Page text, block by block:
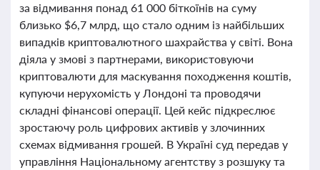
за відмивання понад 61 000 біткоїнів на суму
близько $6,7 млрд, що стало одним із найбільших
випадків криптовалютного шахрайства у світі. Вона
діяла у змові з партнерами, використовуючи
криптовалюти для маскування походження коштів,
купуючи нерухомість у Лондоні та проводячи
складні фінансові операції. Цей кейс підкреслює
зростаючу роль цифрових активів у злочинних
схемах відмивання грошей. В Україні суд передав у
управління Національному агентству з розшуку та